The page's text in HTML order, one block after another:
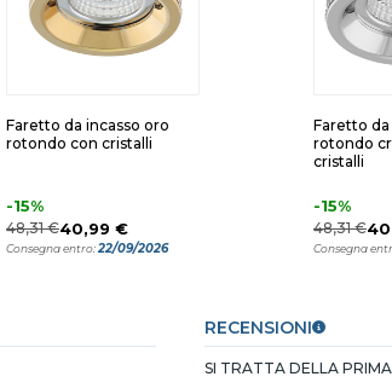
Faretto da incasso oro
rotondo con cristalli
-15%
48,31 €40,99 €
Consegna entro:22/09/2026
Faretto da
rotondo
cristalli
-15%
48,31 €
Consegna
RECENSIONI
SI TRATTA DELLA